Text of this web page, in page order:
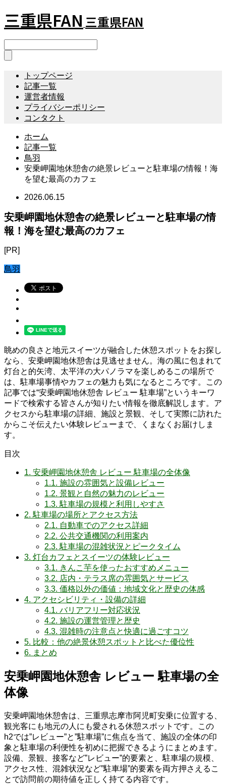
三重県FAN 三重県FAN
トップページ
記事一覧
運営者情報
プライバシーポリシー
コンタクト
ホーム
記事一覧
鳥羽
安乗岬園地休憩舎の絶景レビューと駐車場の情報！海
を望む最高のカフェ
2026.06.15
安乗岬園地休憩舎の絶景レビューと駐車場の情
報！海を望む最高のカフェ
[PR]
鳥羽
眺めの良さと地元スイーツが融合した休憩スポットをお探し
なら、安乗岬園地休憩舎は見逃せません。海の風に包まれて
灯台と的矢湾、太平洋の大パノラマを楽しめるこの場所で
は、駐車場事情やカフェの魅力も気になるところです。この
記事では“安乗岬園地休憩舎 レビュー 駐車場”というキーワ
ードで検索する皆さんが知りたい情報を徹底解説します。ア
クセスから駐車場の詳細、施設と景観、そして実際に訪れた
からこそ伝えたい体験レビューまで、くまなくお届けしま
す。
目次
1. 安乗岬園地休憩舎 レビュー 駐車場の全体像
1.1. 施設の雰囲気と設備レビュー
1.2. 景観と自然の魅力のレビュー
1.3. 駐車場の規模と利用しやすさ
2. 駐車場の場所とアクセス方法
2.1. 自動車でのアクセス詳細
2.2. 公共交通機関の利用案内
2.3. 駐車場の混雑状況とピークタイム
3. 灯台カフェとスイーツの体験レビュー
3.1. きんこ芋を使ったおすすめメニュー
3.2. 店内・テラス席の雰囲気とサービス
3.3. 価格以外の価値：地域文化と歴史の体感
4. アクセシビリティ・設備の詳細
4.1. バリアフリー対応状況
4.2. 施設の運営管理と歴史
4.3. 混雑時の注意点と快適に過ごすコツ
5. 比較：他の絶景休憩スポットと比べた優位性
6. まとめ
安乗岬園地休憩舎 レビュー 駐車場の全
体像
安乗岬園地休憩舎は、三重県志摩市阿児町安乗に位置する、
観光客にも地元の人にも愛される休憩スポットです。この
h2では”レビュー”と”駐車場”に焦点を当て、施設の全体の印
象と駐車場の利便性を初めに把握できるようにまとめます。
設備、景観、接客など”レビュー”的要素と、駐車場の規模、
アクセス性、混雑状況など”駐車場”的要素を両方押さえるこ
とで訪問前の期待値を正しく持てる内容です。